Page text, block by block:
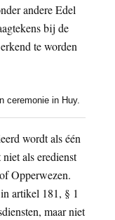
andere Edel
bij de
te worden
ceremonie in Huy.
wordt als één
als eredienst
Opperwezen.
artikel 181, § 1
maar niet